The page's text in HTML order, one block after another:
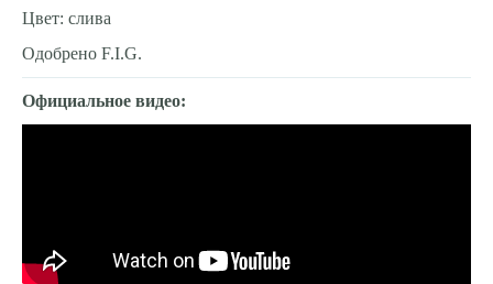
Цвет: слива
Одобрено F.I.G.
Официальное видео: